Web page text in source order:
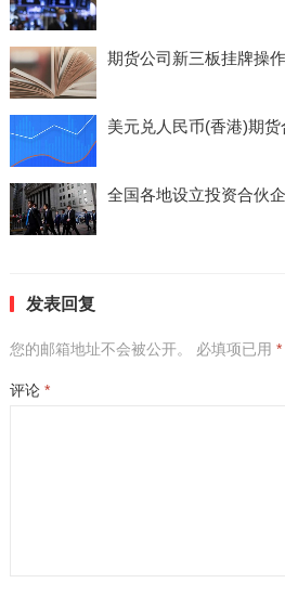
期货公司新三板挂牌操
美元兑人民币(香港)期货
全国各地设立投资合伙
发表回复
您的邮箱地址不会被公开。 必填项已用 *
评论 *